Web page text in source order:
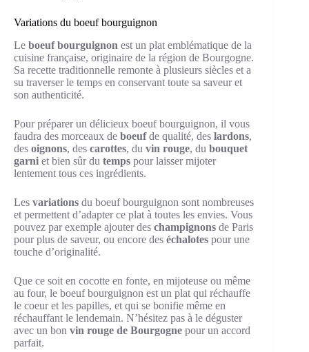
Variations du boeuf bourguignon
Le boeuf bourguignon est un plat emblématique de la
cuisine française, originaire de la région de Bourgogne.
Sa recette traditionnelle remonte à plusieurs siècles et a
su traverser le temps en conservant toute sa saveur et
son authenticité.
Pour préparer un délicieux boeuf bourguignon, il vous
faudra des morceaux de boeufde qualité, des lardons,
des oignons, des carottes, du vin rouge, du bouquet
garni et bien sûr du temps pour laisser mijoter
lentement tous ces ingrédients.
Les variations du boeuf bourguignon sont nombreuses
et permettent d’adapter ce plat à toutes les envies. Vous
pouvez par exemple ajouter des champignons de Paris
pour plus de saveur, ou encore des échalotes pour une
touche d’originalité.
Que ce soit en cocotte en fonte, en mijoteuse ou même
au four, le boeuf bourguignon est un plat qui réchauffe
le coeur et les papilles, et qui se bonifie même en
réchauffant le lendemain. N’hésitez pas à le déguster
avec un bon vin rouge de Bourgogne pour un accord
parfait.